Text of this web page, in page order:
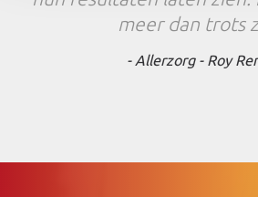
meer dan trots
‐ Allerzorg - Roy